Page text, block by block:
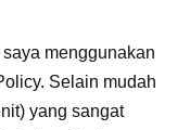
menggunakan
Selain mudah
yang sangat